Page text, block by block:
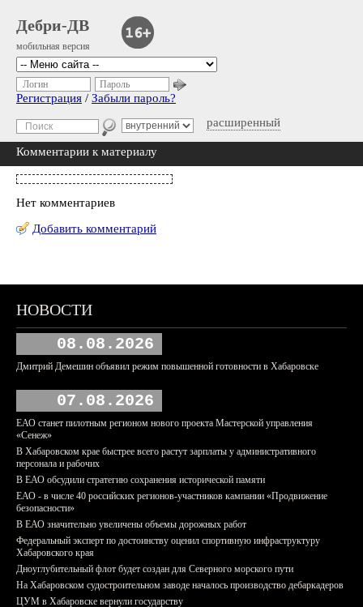
Дебри-ДВ
мобильная версия
расширенный
Логин Пароль
Регистрация / Забыли пароль?
Комментарии к материалу
Нет комментариев
Добавить комментарий
НОВОСТИ
08.08.2026
Дмитрий Демешин объявил режим повышенной готовности в Хабаровске
07.08.2026
ЕАО станет пилотным регионом нового проекта Мастерской управления
«Сенеж»
В Хабаровском крае быстрее всего растут зарплаты у административного
персонала и рабочих
В ЕАО обсудили стратегию сохранения исторической памяти
ЕАО - в числе 40 российских регионов-участников кампании «Продвижение
безопасности»
В ЕАО значительно увеличены объемы дорожных работ
Федеральный эксперт по достоинству оценил спортивную инфраструктуру
Хабаровского края
Дноуглубительный флот будет создан для Северного морского пути
На Хабаровском судостроительном заводе началось производство дебаркадеров
ЦУМ в Хабаровске вернули государству